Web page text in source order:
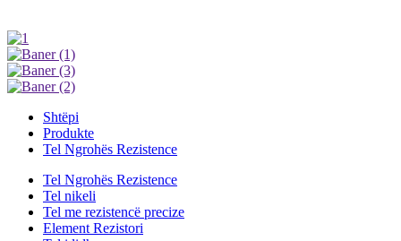
Shtëpi
Produkte
Tel Ngrohës Rezistence
Tel Ngrohës Rezistence
Tel nikeli
Tel me rezistencë precize
Element Rezistori